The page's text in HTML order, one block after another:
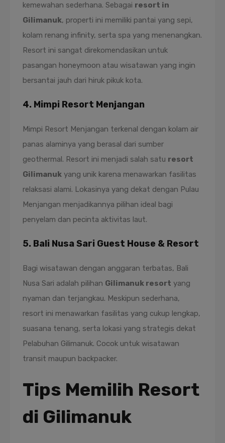
kemewahan sederhana. Sebagai resort in
Gilimanuk, properti ini memiliki pantai yang sepi,
kolam renang infinity, serta spa yang menenangkan.
Resort ini sangat direkomendasikan untuk
pasangan honeymoon atau wisatawan yang ingin
bersantai jauh dari hiruk pikuk kota.
4. Mimpi Resort Menjangan
Mimpi Resort Menjangan terkenal dengan kolam air
panas alaminya yang berasal dari sumber
geothermal. Resort ini menjadi salah satu resort
Gilimanuk yang unik karena menawarkan fasilitas
relaksasi alami. Lokasinya yang dekat dengan Pulau
Menjangan menjadikannya pilihan ideal bagi
penyelam dan pecinta aktivitas laut.
5. Bali Nusa Sari Guest House & Resort
Bagi wisatawan dengan anggaran terbatas, Bali
Nusa Sari adalah pilihan Gilimanuk resort yang
nyaman dan terjangkau. Meskipun sederhana,
resort ini menawarkan fasilitas yang cukup lengkap,
suasana tenang, serta lokasi yang strategis dekat
Pelabuhan Gilimanuk. Cocok untuk wisatawan
transit maupun backpacker.
Tips Memilih Resort
di Gilimanuk